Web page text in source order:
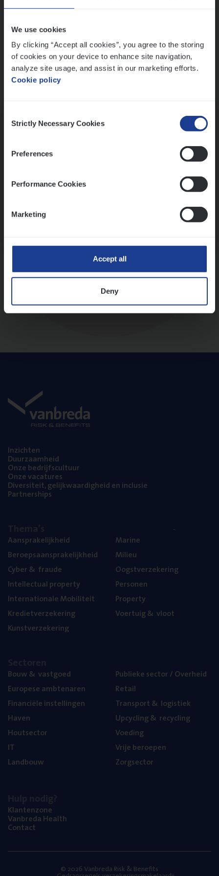
We use cookies
By clicking “Accept all cookies”, you agree to the storing
of cookies on your device to enhance site navigation,
analyze site usage, and assist in our marketing efforts.
Cookie policy
Selection
Strictly Necessary Cookies
Preferences
Performance Cookies
Marketing
Accept all
Deny
Inzich­ten
Duur­zaam­heid
Onze bedrijfs­cul­tuur
Onze vaca­tu­res
Diver­si­teit, gelijk­waar­dig­heid en inclusie
Part­ner­ships
Aan­spra­ke­lijk­heid
Beroeps­aan­spra­ke­lijk­heid
Cyber& fraude
Intel­lec­tu­al property
Inter­na­ti­o­na­le Mobiliteit
Kre­diet­ver­ze­ke­ring
Kunst­ver­ze­ke­ring
Mari­ne
Mili­eu
Oogst­ver­ze­ke­ring
Per­so­nen
Pro­per­ty
Voer­tuig& vloot
Bouw& vastgoed
Euro­pe­se ambtenaren
Finan­ci­ë­le instellingen
Haven
Hout­sec­tor
IT
Land­bouw
Publie­ke sec­tor / Overheid
Retail
Trans­port& logistiek
Upcy­cling& recycling
Voe­ding
Vrije beroe­pen
Zorg­sec­tor
Klan­ten­zo­ne
Van­b­re­da Health
Con­tact
© 2026 Vanbreda Risk & Benefits